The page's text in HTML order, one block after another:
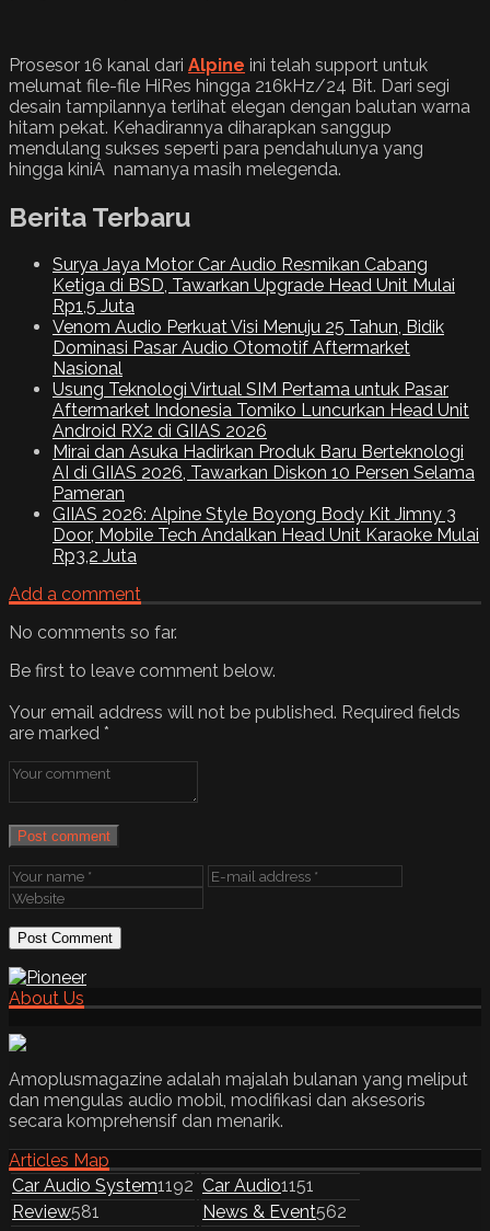
Prosesor 16 kanal dari Alpine ini telah support untuk
melumat file-file HiRes hingga 216kHz/24 Bit. Dari segi
desain tampilannya terlihat elegan dengan balutan warna
hitam pekat. Kehadirannya diharapkan sanggup
mendulang sukses seperti para pendahulunya yang
hingga kiniÂ namanya masih melegenda.
Berita Terbaru
Surya Jaya Motor Car Audio Resmikan Cabang
Ketiga di BSD, Tawarkan Upgrade Head Unit Mulai
Rp1,5 Juta
Venom Audio Perkuat Visi Menuju 25 Tahun, Bidik
Dominasi Pasar Audio Otomotif Aftermarket
Nasional
Usung Teknologi Virtual SIM Pertama untuk Pasar
Aftermarket Indonesia Tomiko Luncurkan Head Unit
Android RX2 di GIIAS 2026
Mirai dan Asuka Hadirkan Produk Baru Berteknologi
AI di GIIAS 2026, Tawarkan Diskon 10 Persen Selama
Pameran
GIIAS 2026: Alpine Style Boyong Body Kit Jimny 3
Door, Mobile Tech Andalkan Head Unit Karaoke Mulai
Rp3,2 Juta
Add a comment
No comments so far.
Be first to leave comment below.
Your email address will not be published. Required fields
are marked *
Post comment
About Us
Amoplusmagazine adalah majalah bulanan yang meliput
dan mengulas audio mobil, modifikasi dan aksesoris
secara komprehensif dan menarik.
Articles Map
Car Audio System1192 Car Audio1151
Review581 News & Event562